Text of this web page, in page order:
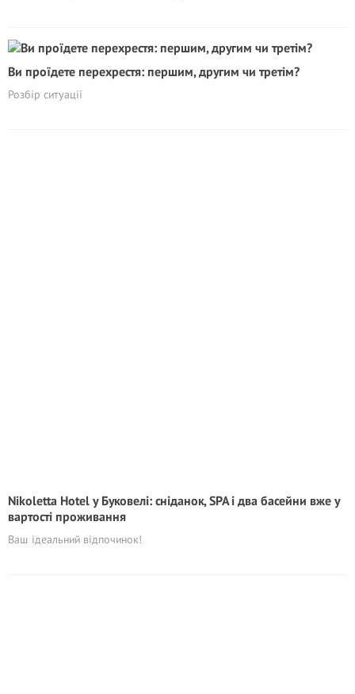
Ви проїдете перехрестя: першим, другим чи третім?
Розбір ситуації
Nikoletta Hotel у Буковелі: сніданок, SPA і два басейни вже у
вартості проживання
Ваш ідеальний відпочинок!